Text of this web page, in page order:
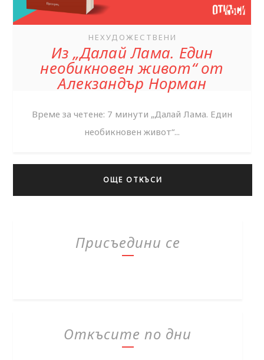
НЕХУДОЖЕСТВЕНИ
Из „Далай Лама. Един
необикновен живот“ от
Алекзандър Норман
Време за четене: 7 минути „Далай Лама. Един
необикновен живот“...
ОЩЕ ОТКЪСИ
Присъедини се
Откъсите по дни